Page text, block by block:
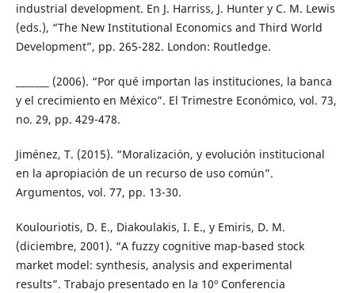
industrial development. En J. Harriss, J. Hunter y C. M. Lewis
(eds.), “The New Institutional Economics and Third World
Development”, pp. 265-282. London: Routledge.
_______ (2006). “Por qué importan las instituciones, la banca
y el crecimiento en México”. El Trimestre Económico, vol. 73,
no. 29, pp. 429-478.
Jiménez, T. (2015). “Moralización, y evolución institucional
en la apropiación de un recurso de uso común”.
Argumentos, vol. 77, pp. 13-30.
Koulouriotis, D. E., Diakoulakis, I. E., y Emiris, D. M.
(diciembre, 2001). “A fuzzy cognitive map-based stock
market model: synthesis, analysis and experimental
results”. Trabajo presentado en la 10º Conferencia